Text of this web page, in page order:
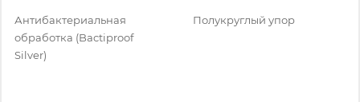
Антибактериальная
обработка (Bactiproof
Silver)
Полукруглый упор